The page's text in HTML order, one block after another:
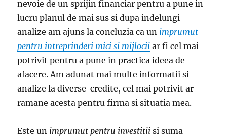
nevoie de un sprijin financiar pentru a pune in
lucru planul de mai sus si dupa indelungi
analize am ajuns la concluzia ca un imprumut
pentru intreprinderi mici si mijlocii ar fi cel mai
potrivit pentru a pune in practica ideea de
afacere. Am adunat mai multe informatii si
analize la diverse credite, cel mai potrivit ar
ramane acesta pentru firma si situatia mea.
Este un imprumut pentru investitii si suma